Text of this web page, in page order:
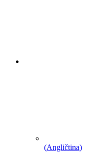
(Angličtina)